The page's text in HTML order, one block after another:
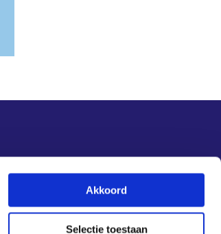
Akkoord
Selectie toestaan
Nieuwsupdate
Inschrijven